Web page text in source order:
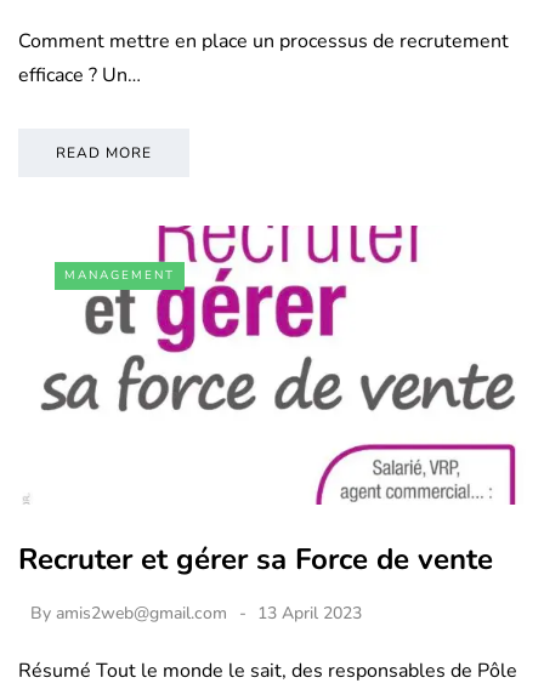
Comment mettre en place un processus de recrutement
efficace ? Un…
READ MORE
MANAGEMENT
Recruter et gérer sa Force de vente
By amis2web@gmail.com 13 April 2023
Résumé Tout le monde le sait, des responsables de Pôle